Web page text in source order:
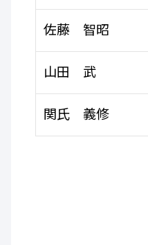
佐藤 智昭
山田 武
関氏 義修